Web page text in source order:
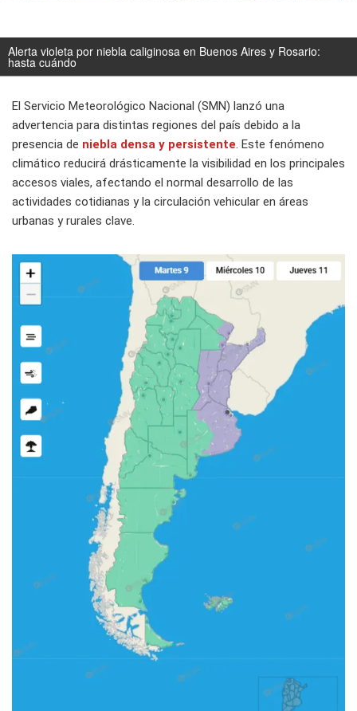
Alerta violeta por niebla caliginosa en Buenos Aires y Rosario:
hasta cuándo
El Servicio Meteorológico Nacional (SMN) lanzó una
advertencia para distintas regiones del país debido a la
presencia de niebla densa y persistente. Este fenómeno
climático reducirá drásticamente la visibilidad en los principales
accesos viales, afectando el normal desarrollo de las
actividades cotidianas y la circulación vehicular en áreas
urbanas y rurales clave.